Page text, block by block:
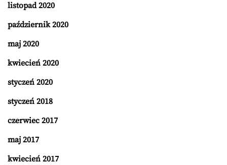
listopad 2020
październik 2020
maj 2020
kwiecień 2020
styczeń 2020
styczeń 2018
czerwiec 2017
maj 2017
kwiecień 2017